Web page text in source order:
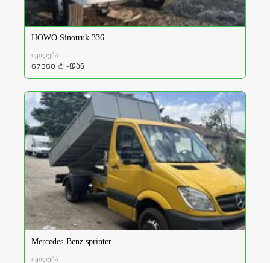
HOWO Sinotruk 336
იყიდება
67360 a -დან
Mercedes-Benz sprinter
იყიდება